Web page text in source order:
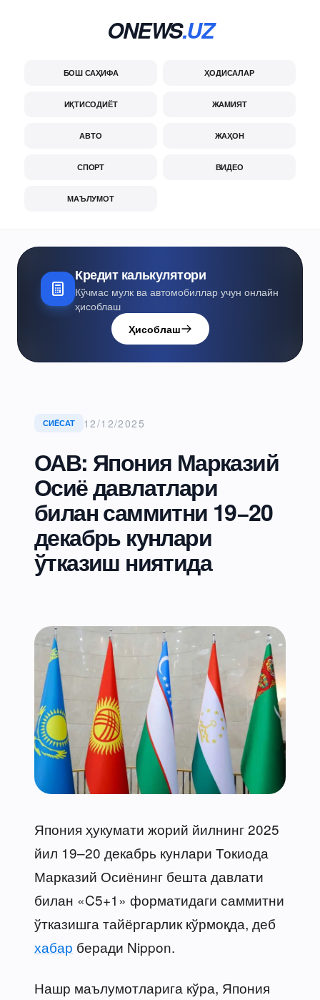
ONEWS.UZ
БОШ САҲИФА ҲОДИСАЛАР
ИҚТИСОДИЁТ ЖАМИЯТ
АВТО ЖАҲОН
СПОРТ ВИДЕО
МАЪЛУМОТ
Кредит калькулятори
Кўчмас мулк ва автомобиллар учун онлайн
ҳисоблаш
Ҳисоблаш
СИЁСАТ 12/12/2025
ОАВ: Япония Марказий
Осиё давлатлари
билан саммитни 19−20
декабрь кунлари
ўтказиш ниятида
Япония ҳукумати жорий йилнинг 2025
йил 19–20 декабрь кунлари Токиода
Марказий Осиёнинг бешта давлати
билан «C5+1» форматидаги саммитни
ўтказишга тайёргарлик кўрмоқда, деб
хабар беради Nippon.
Нашр маълумотларига кўра, Япония